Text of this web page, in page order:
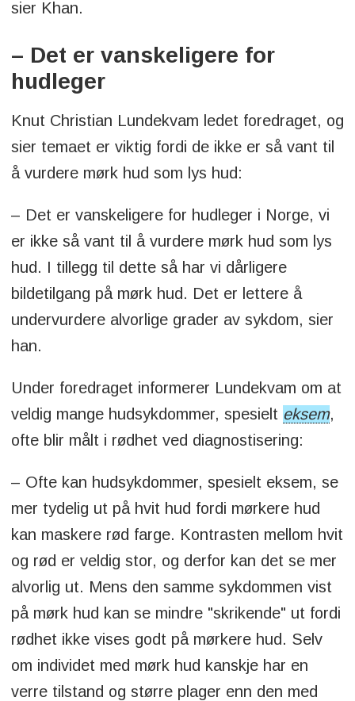
sier Khan.
– Det er vanskeligere for
hudleger
Knut Christian Lundekvam ledet foredraget, og
sier temaet er viktig fordi de ikke er så vant til
å vurdere mørk hud som lys hud:
– Det er vanskeligere for hudleger i Norge, vi
er ikke så vant til å vurdere mørk hud som lys
hud. I tillegg til dette så har vi dårligere
bildetilgang på mørk hud. Det er lettere å
undervurdere alvorlige grader av sykdom, sier
han.
Under foredraget informerer Lundekvam om at
veldig mange hudsykdommer, spesielt eksem,
ofte blir målt i rødhet ved diagnostisering:
– Ofte kan hudsykdommer, spesielt eksem, se
mer tydelig ut på hvit hud fordi mørkere hud
kan maskere rød farge. Kontrasten mellom hvit
og rød er veldig stor, og derfor kan det se mer
alvorlig ut. Mens den samme sykdommen vist
på mørk hud kan se mindre "skrikende" ut fordi
rødhet ikke vises godt på mørkere hud. Selv
om individet med mørk hud kanskje har en
verre tilstand og større plager enn den med